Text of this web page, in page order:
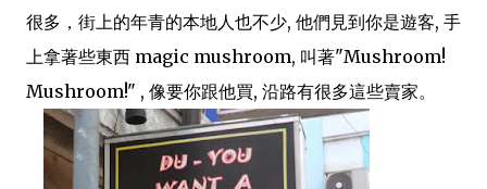
很多，街上的年青的本地人也不少, 他們見到你是遊客, 手
上拿著些東西 magic mushroom, 叫著"Mushroom!
Mushroom!" , 像要你跟他買, 沿路有很多這些賣家。